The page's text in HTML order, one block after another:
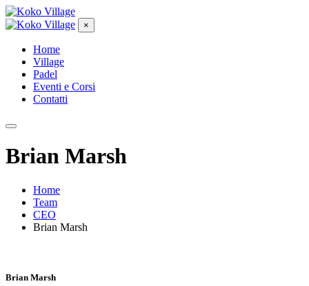
×
Home
Village
Padel
Eventi e Corsi
Contatti
Brian Marsh
Home
Team
CEO
Brian Marsh
Brian Marsh